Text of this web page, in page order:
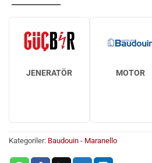
JENERATÖR MOTOR
Kategoriler: Baudouin - Maranello